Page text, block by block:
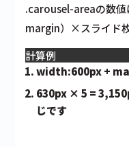
.carousel-areaの数
margin）×スライド枚
計算例
width:600px +
630px × 5 =
じです